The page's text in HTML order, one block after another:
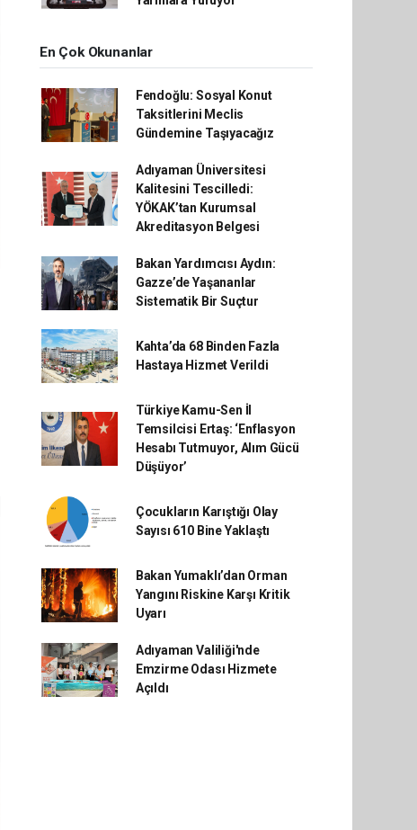
En Çok Okunanlar
Fendoğlu: Sosyal Konut
Taksitlerini Meclis
Gündemine Taşıyacağız
Adıyaman Üniversitesi
Kalitesini Tescilledi:
YÖKAK’tan Kurumsal
Akreditasyon Belgesi
Bakan Yardımcısı Aydın:
Gazze’de Yaşananlar
Sistematik Bir Suçtur
Kahta’da 68 Binden Fazla
Hastaya Hizmet Verildi
Türkiye Kamu-Sen İl
Temsilcisi Ertaş: ‘Enflasyon
Hesabı Tutmuyor, Alım Gücü
Düşüyor’
Çocukların Karıştığı Olay
Sayısı 610 Bine Yaklaştı
Bakan Yumaklı’dan Orman
Yangını Riskine Karşı Kritik
Uyarı
Adıyaman Valiliği'nde
Emzirme Odası Hizmete
Açıldı